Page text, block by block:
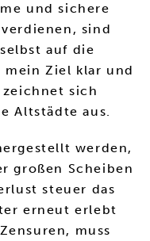
und sichere
sind
auf die
mein Ziel klar und
sich
Altstädte aus.
werden,
großen Scheiben
steuer das
erneut erlebt
muss